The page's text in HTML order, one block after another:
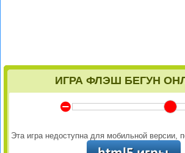
ИГРА ФЛЭШ БЕГУН
Y
Эта игра недоступна для мобильной версии,